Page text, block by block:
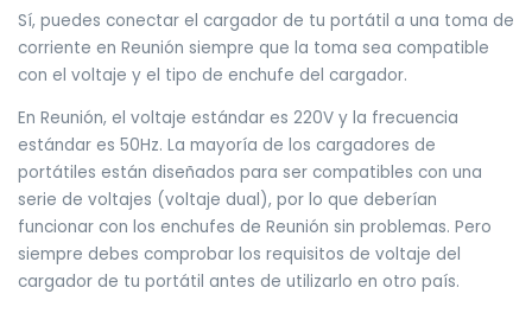
Sí, puedes conectar el cargador de tu portátil a una toma de
corriente en Reunión siempre que la toma sea compatible
con el voltaje y el tipo de enchufe del cargador.
En Reunión, el voltaje estándar es 220V y la frecuencia
estándar es 50Hz. La mayoría de los cargadores de
portátiles están diseñados para ser compatibles con una
serie de voltajes (voltaje dual), por lo que deberían
funcionar con los enchufes de Reunión sin problemas. Pero
siempre debes comprobar los requisitos de voltaje del
cargador de tu portátil antes de utilizarlo en otro país.